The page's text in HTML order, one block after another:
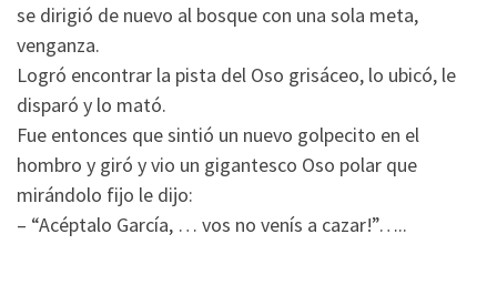
se dirigió de nuevo al bosque con una sola meta,
venganza.
Logró encontrar la pista del Oso grisáceo, lo ubicó, le
disparó y lo mató.
Fue entonces que sintió un nuevo golpecito en el
hombro y giró y vio un gigantesco Oso polar que
mirándolo fijo le dijo:
– “Acéptalo García, … vos no venís a cazar!”…..